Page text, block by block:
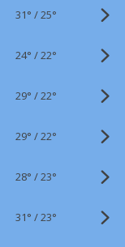
31° /25°
24° /22°
29° /22°
29° /22°
28° /23°
31° /23°